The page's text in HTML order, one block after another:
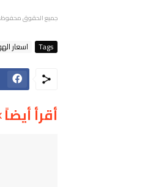
جميع الحقوق
Tags اسعار
أقرأ أيضاً